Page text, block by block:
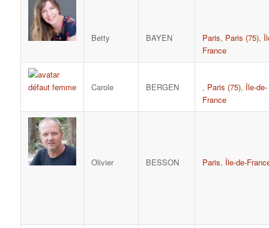
Betty BAYEN Paris, Paris (75),
France
Carole BERGEN , Paris (75), Île-de-
France
Olivier BESSON Paris, Île-de-